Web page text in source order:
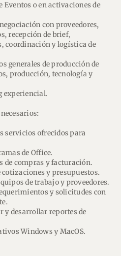
o en activaciones de
con proveedores,
recepción de brief,
coordinación y logística de
generales de producción de
producción, tecnología y
experiencial.
servicios ofrecidos para
de Office.
de compras y facturación.
y presupuestos.
de trabajo y proveedores.
y solicitudes con
y desarrollar reportes de
Windows y MacOS.